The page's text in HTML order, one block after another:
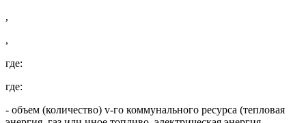
,
,
где:
где:
- объем (количество) v-го коммунального ресурса (тепловая